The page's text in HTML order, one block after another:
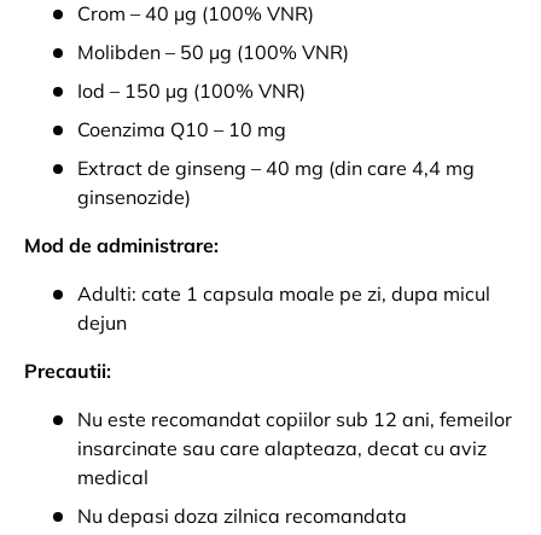
Crom – 40 µg (100% VNR)
Molibden – 50 µg (100% VNR)
Iod – 150 µg (100% VNR)
Coenzima Q10 – 10 mg
Extract de ginseng – 40 mg (din care 4,4 mg
ginsenozide)
Mod de administrare:
Adulti: cate 1 capsula moale pe zi, dupa micul
dejun
Precautii:
Nu este recomandat copiilor sub 12 ani, femeilor
insarcinate sau care alapteaza, decat cu aviz
medical
Nu depasi doza zilnica recomandata